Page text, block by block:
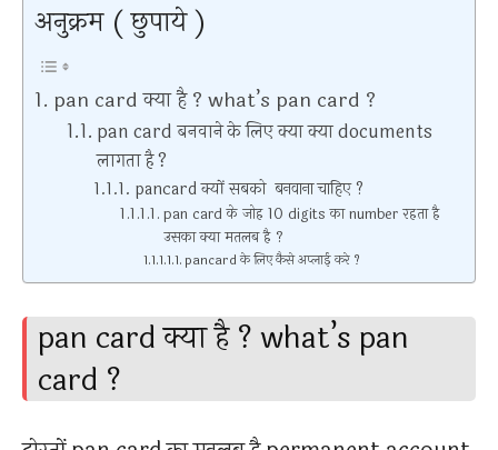
अनुक्रम ( छुपाये )
pan card क्या है ? what’s pan card ?
pan card बनवाने के लिए क्या क्या documents
लागता है ?
pancard क्यों सबको बनवाना चाहिए ?
pan card के जोह 10 digits का number रहता है
उसका क्या मतलब है ?
pancard के लिए कैसे अप्लाई करे ?
pan card क्या है ? what’s pan
card ?